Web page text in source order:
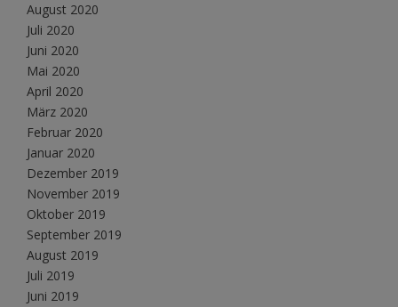
August 2020
Juli 2020
Juni 2020
Mai 2020
April 2020
März 2020
Februar 2020
Januar 2020
Dezember 2019
November 2019
Oktober 2019
September 2019
August 2019
Juli 2019
Juni 2019